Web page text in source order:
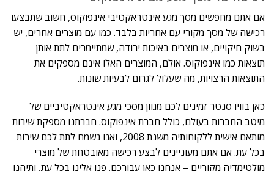
אם אתם מחפשים מסך מגע אינטראקטיבי אינפוקוס, חשוב שתבצעו
רכישה של מסך מקורי עם אחריות בלבד. כמו עם מוצרים אחרים, יש
בשוק חיקויים, או מוצרים באיכות ירודה, שמתיימרים לתת אותן
תוצאות כמו אינפוקוס. אולם, המוצרים האלו אינם מספקים את
התוצאות הרצויות, מה שעלול לגרום לבעיות שונות.
כאן בוויו סנטר זמינים לכם מגוון מסכי מגע אינטראקטיביים של
מיטב החברות בעולם, כולל חברת אינפוקוס. חברתנו מספקת שירות
מותאם אישית ללקוחותיה משנת 2008, ואנו נשמח לתת לכם שירות
בכל עת. אם אתם מעוניינים לבצע רכישה מאובטחת של מוצרי
מולטימדיה מקוריים – אנחנו כאן עבורכם. פנו אלינו בכל עת, ותיהנו